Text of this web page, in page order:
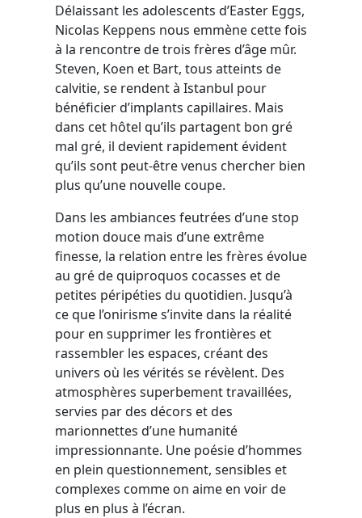
Délaissant les adolescents d’Easter Eggs,
Nicolas Keppens nous emmène cette fois
à la rencontre de trois frères d’âge mûr.
Steven, Koen et Bart, tous atteints de
calvitie, se rendent à Istanbul pour
bénéficier d’implants capillaires. Mais
dans cet hôtel qu’ils partagent bon gré
mal gré, il devient rapidement évident
qu’ils sont peut-être venus chercher bien
plus qu’une nouvelle coupe.
Dans les ambiances feutrées d’une stop
motion douce mais d’une extrême
finesse, la relation entre les frères évolue
au gré de quiproquos cocasses et de
petites péripéties du quotidien. Jusqu’à
ce que l’onirisme s’invite dans la réalité
pour en supprimer les frontières et
rassembler les espaces, créant des
univers où les vérités se révèlent. Des
atmosphères superbement travaillées,
servies par des décors et des
marionnettes d’une humanité
impressionnante. Une poésie d’hommes
en plein questionnement, sensibles et
complexes comme on aime en voir de
plus en plus à l’écran.